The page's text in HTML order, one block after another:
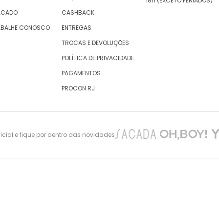
CONOSCO
CASHBACK
ENTREGAS
TROCAS E DEVOLUÇÕES
POLÍTICA DE PRIVACIDADE
PAGAMENTOS
PROCON RJ
e fique por dentro das novidades